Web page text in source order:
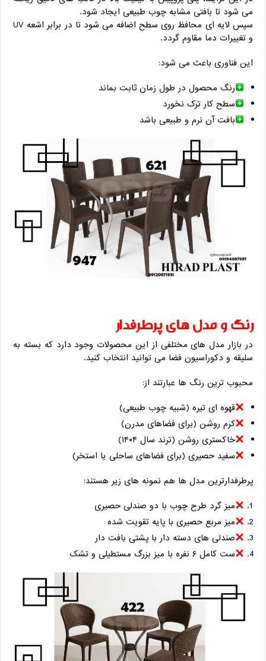
می ‌شود تا بافتی مشابه چوب طبیعی ایجاد شود.
سپس لایه ‌ای محافظ روی سطح اضافه می ‌شود تا در برابر اشعه UV
و تغییرات دما مقاوم گردد.
این فناوری باعث می ‌شود:
رنگ محصول در طول زمان ثابت بماند
سطح کار ترک نخورد
بافت آن نرم و طبیعی باشد
رنگ و مدل ‌های پرطرفدار
در بازار مدل ‌های مختلفی از این محصولات وجود دارد که بسته به
سلیقه و دکوراسیون فضا می‌ توانید انتخاب کنید.
محبوب‌ ترین رنگ‌ ها عبارتند از:
قهوه ‌ای تیره (شبیه چوب طبیعی)
کرم روشن (برای فضاهای مدرن)
خاکستری روشن (ترند سال ۱۴۰۴)
سفید حصیری (برای فضاهای ساحلی یا استخر)
پرطرفدارترین مدل‌ ها هم نمونه های زیر هستند:
میز گرد طرح چوب با دو صندلی حصیری
میز مربع حصیری با پایه تقویت ‌شده
صندلی ‌های دسته ‌دار با پشتی بافت‌ دار
ست کامل ۶ نفره با میز بزرگ مستطیلی و تشک